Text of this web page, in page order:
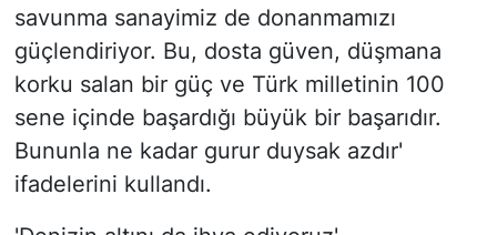
savunma sanayimiz de donanmamızı
güçlendiriyor. Bu, dosta güven, düşmana
korku salan bir güç ve Türk milletinin 100
sene içinde başardığı büyük bir başarıdır.
Bununla ne kadar gurur duysak azdır'
ifadelerini kullandı.